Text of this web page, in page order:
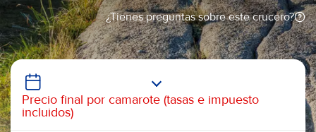
¿Tienes preguntas sobre este crucero?
Precio final por camarote (tasas e impuesto
incluidos)